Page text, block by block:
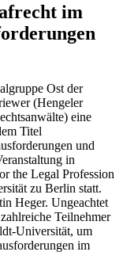
im
Ost der
(Hengeler
eine
Titel
und
in
the Legal Profession
zu Berlin statt.
Heger. Ungeachtet
Teilnehmer
Universität, um
im